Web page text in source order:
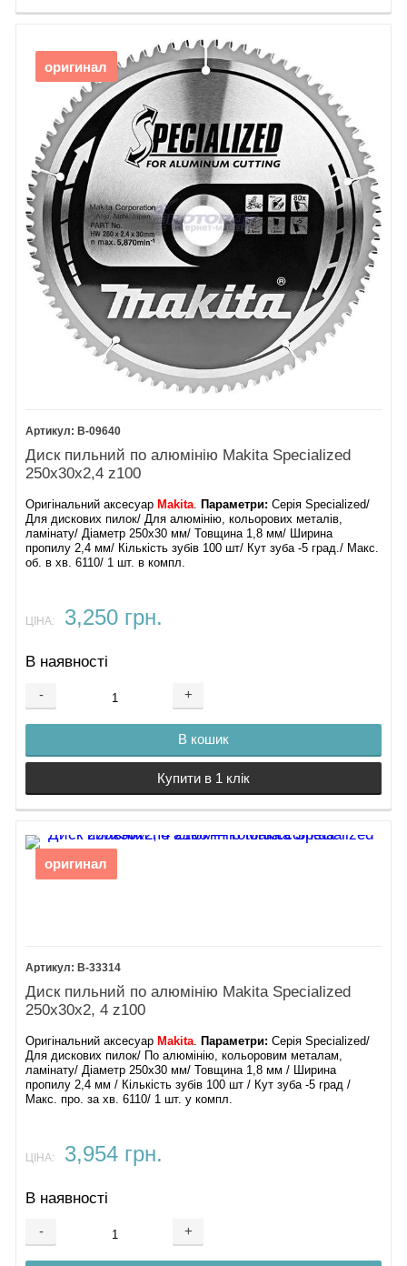
оригинал
B-09640
Диск пильний по алюмінію Makita Specialized
250х30х2,4 z100
Оригінальний аксесуар Makita. Параметри: Серія Specialized/
Для дискових пилок/ Для алюмінію, кольорових металів,
ламінату/ Діаметр 250х30 мм/ Товщина 1,8 мм/ Ширина
пропилу 2,4 мм/ Кількість зубів 100 шт/ Кут зуба -5 град./ Макс.
об. в хв. 6110/ 1 шт. в компл.
ЦІНА: 3,250 грн.
В наявності
- +
В кошик
Купити в 1 клік
оригинал
B-33314
Диск пильний по алюмінію Makita Specialized
250х30х2, 4 z100
Оригінальний аксесуар Makita. Параметри: Серія Specialized/
Для дискових пилок/ По алюмінію, кольоровим металам,
ламінату/ Діаметр 250х30 мм/ Товщина 1,8 мм / Ширина
пропилу 2,4 мм / Кількість зубів 100 шт / Кут зуба -5 град /
Макс. про. за хв. 6110/ 1 шт. у компл.
ЦІНА: 3,954 грн.
В наявності
- +